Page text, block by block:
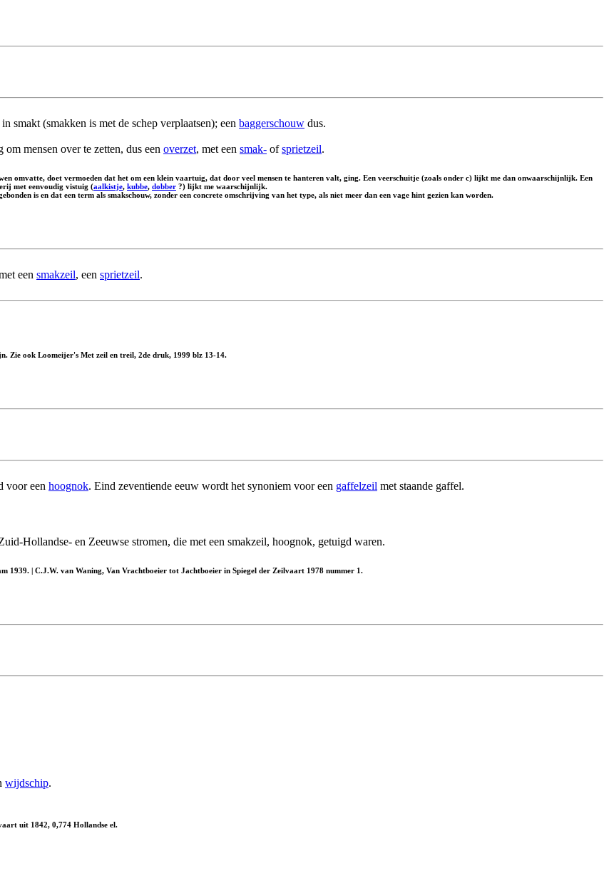
smakt (smakken is met de schep verplaatsen); een baggerschouw dus.
mensen over te zetten, dus een overzet, met een smak- ofsprietzeil.
omvatte, doet vermoeden dat het om een klein vaartuig, dat door veel mensen te hanteren valt, ging. Een veerschuitje (zoals onder c) lijkt me dan onwaarschijnlijk. Een
met eenvoudig vistuig (aalkistje, kubbe, dobber ?) lijkt me waarschijnlijk.
is en dat een term als smakschouw, zonder een concrete omschrijving van het type, als niet meer dan een vage hint gezien kan worden.
een smakzeil, een sprietzeil.
Zie ook Loomeijer's Met zeil en treil, 2de druk, 1999 blz 13-14.
voor een hoognok. Eind zeventiende eeuw wordt het synoniem voor een gaffelzeil met staande gaffel.
Hollandse- en Zeeuwse stromen, die met een smakzeil, hoognok, getuigd waren.
1939. | C.J.W. van Waning, Van Vrachtboeier tot Jachtboeier in Spiegel der Zeilvaart 1978 nummer 1.
wijdschip.
uit 1842, 0,774 Hollandse el.